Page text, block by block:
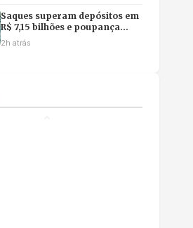
Saques superam depósitos em
R$ 7,15 bilhões e poupança
registra forte perda em julho
2h atrás